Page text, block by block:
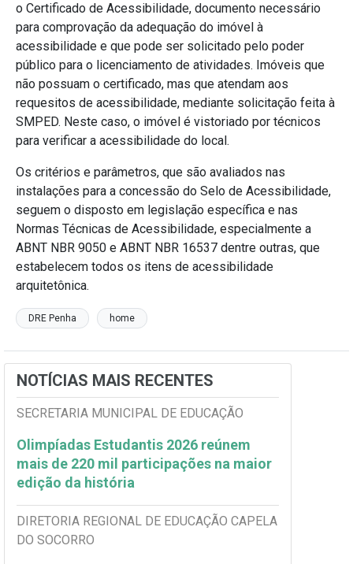
o Certificado de Acessibilidade, documento necessário
para comprovação da adequação do imóvel à
acessibilidade e que pode ser solicitado pelo poder
público para o licenciamento de atividades. Imóveis que
não possuam o certificado, mas que atendam aos
requesitos de acessibilidade, mediante solicitação feita à
SMPED. Neste caso, o imóvel é vistoriado por técnicos
para verificar a acessibilidade do local.
Os critérios e parâmetros, que são avaliados nas
instalações para a concessão do Selo de Acessibilidade,
seguem o disposto em legislação específica e nas
Normas Técnicas de Acessibilidade, especialmente a
ABNT NBR 9050 e ABNT NBR 16537 dentre outras, que
estabelecem todos os itens de acessibilidade
arquitetônica.
DRE Penha home
NOTÍCIAS MAIS RECENTES
SECRETARIA MUNICIPAL DE EDUCAÇÃO
Olimpíadas Estudantis 2026 reúnem
mais de 220 mil participações na maior
edição da história
DIRETORIA REGIONAL DE EDUCAÇÃO CAPELA
DO SOCORRO